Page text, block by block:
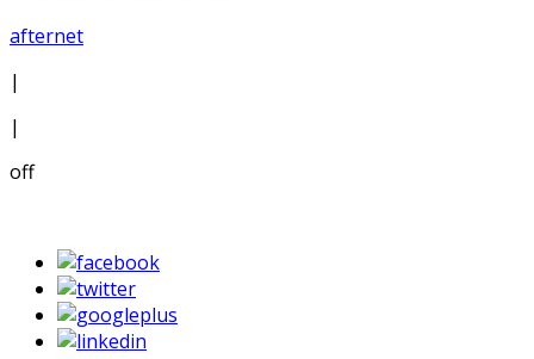
afternet
|
|
off